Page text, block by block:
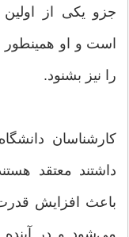
جزو یکی از
است و او
را نیز بشنود.
کار‌شناسان
داشتند معتقد
باعث افزایش